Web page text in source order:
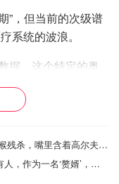
”，但当前的次级谱
系统的波浪。
据，这个特定的奥
如果人们想知道这
可能与那些非常相
疫苗，并且许多人已
应该不会像以前那
生日前两天，25岁女生被华裔男友割喉残杀，嘴里含着高尔夫球...让人脊背发凉
北大网红离婚开撕！“我知道‘您’上面有人，作为一名‘赘婿’，我能忍则忍”